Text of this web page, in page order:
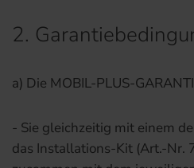
2.
a) Die MOBIL-PLUS-
- Sie gleichzeitig mit einem
das Installations-Kit (Art.-Nr.